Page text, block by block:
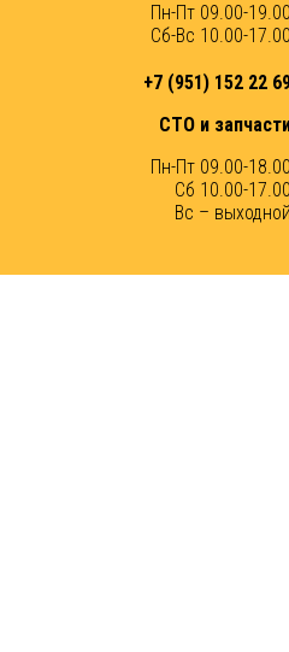
Пн-Пт 09.00-19.00
Сб-Вс 10.00-17.00
+7 (951) 152 22
СТО и
Пн-Пт 09.00-18.00
Сб 10.00-17.00
Вс – выходной